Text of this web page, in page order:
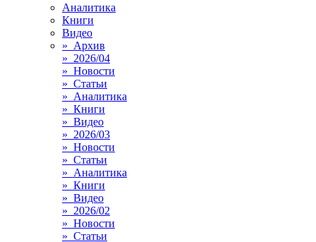
Аналитика
Книги
Видео
» Архив
» 2026/04
» Новости
» Статьи
» Аналитика
» Книги
» Видео
» 2026/03
» Новости
» Статьи
» Аналитика
» Книги
» Видео
» 2026/02
» Новости
» Статьи